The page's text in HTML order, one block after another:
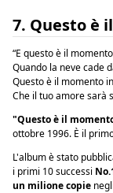
7. Questo è
“E questo è il
Quando la neve cade
Questo è il momento
Che il tuo amore sarà
"Questo è il
ottobre 1996. È il
L'album è stato
i primi 10 successi
un milionecopie